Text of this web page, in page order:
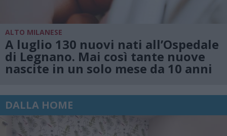
ALTO MILANESE
A luglio 130 nuovi nati all’Ospedale
di Legnano. Mai così tante nuove
nascite in un solo mese da 10 anni
DALLA HOME